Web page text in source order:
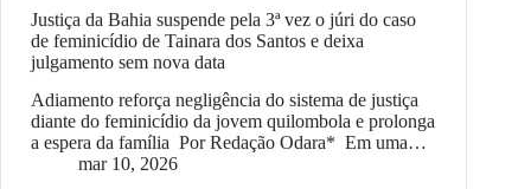
Justiça da Bahia suspende pela 3ª vez o júri do caso
de feminicídio de Tainara dos Santos e deixa
julgamento sem nova data
Adiamento reforça negligência do sistema de justiça
diante do feminicídio da jovem quilombola e prolonga
a espera da família Por Redação Odara* Em uma…
mar 10, 2026